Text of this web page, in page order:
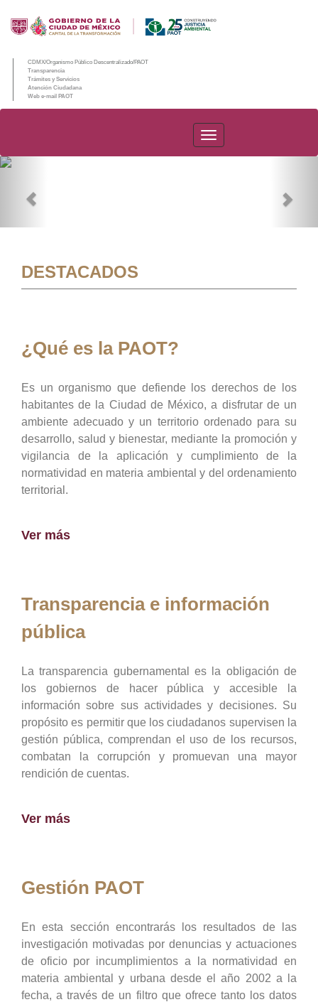
CDMX/Organismo Público Descentralizado/PAOT
Transparencia
Trámites y Servicios
Atención Ciudadana
Web e-mail PAOT
PAOT
DESTACADOS
¿Qué es la PAOT?
Es un organismo que defiende los derechos de los
habitantes de la Ciudad de México, a disfrutar de un
ambiente adecuado y un territorio ordenado para su
desarrollo, salud y bienestar, mediante la promoción y
vigilancia de la aplicación y cumplimiento de la
normatividad en materia ambiental y del ordenamiento
territorial.
Ver más
Transparencia e información
pública
La transparencia gubernamental es la obligación de
los gobiernos de hacer pública y accesible la
información sobre sus actividades y decisiones. Su
propósito es permitir que los ciudadanos supervisen la
gestión pública, comprendan el uso de los recursos,
combatan la corrupción y promuevan una mayor
rendición de cuentas.
Ver más
Gestión PAOT
En esta sección encontrarás los resultados de las
investigación motivadas por denuncias y actuaciones
de oficio por incumplimientos a la normatividad en
materia ambiental y urbana desde el año 2002 a la
fecha, a través de un filtro que ofrece tanto los datos